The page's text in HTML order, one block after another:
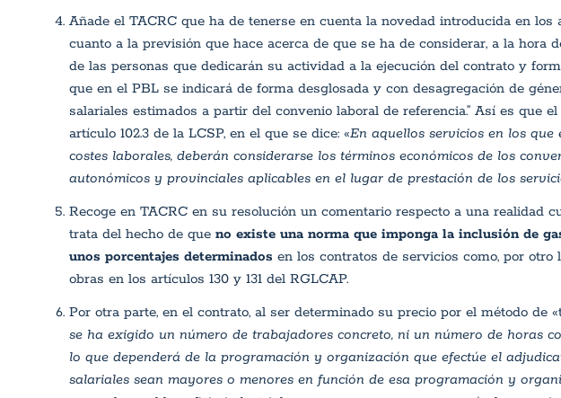
Añade el TACRC que ha de tenerse en cuenta la novedad introducida en los
cuanto a la previsión que hace acerca de que se ha de considerar, a la hora
de las personas que dedicarán su actividad a la ejecución del contrato y
que en el PBL se indicará de forma desglosada y con desagregación de
salariales estimados a partir del convenio laboral de referencia.” Así es que
artículo 102.3 de la LCSP, en el que se dice: «En aquellos servicios en los
costes laborales, deberán considerarse los términos económicos de los
autonómicos y provinciales aplicables en el lugar de prestación de los
Recoge en TACRC en su resolución un comentario respecto a una realidad
trata del hecho de que no existe una norma que imponga la inclusión de
unos porcentajes determinados en los contratos de servicios como, por
obras en los artículos 130 y 131 del RGLCAP.
Por otra parte, en el contrato, al ser determinado su precio por el método de
se ha exigido un número de trabajadores concreto, ni un número de horas
lo que dependerá de la programación y organización que efectúe el
salariales sean mayores o menores en función de esa programación y